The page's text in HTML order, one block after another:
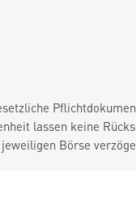
lassen keine
Börse